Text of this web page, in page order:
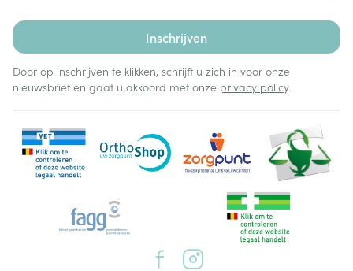
Inschrijven
Door op inschrijven te klikken, schrijft u zich in voor onze
nieuwsbrief en gaat u akkoord met onze privacy policy.